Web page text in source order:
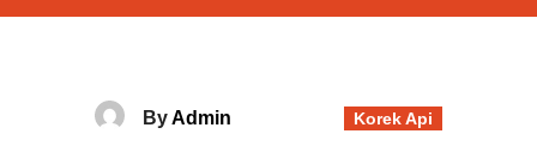
Korek Api
ByAdmin